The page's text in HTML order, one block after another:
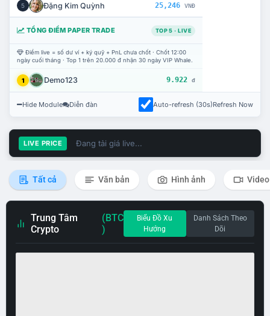
5 Đặng Kim Quỳnh 25,246 VNĐ
TỔNG ĐIỂM PAPER TRADE TOP 5 · LIVE
Điểm live = số dư ví + ký quỹ + PnL chưa chốt · Chốt 12:00
ngày cuối tháng · Top 1 trên 20.000 đ nhận 30 ngày VIP Whale.
1 Demo123 9.922 đ
Hide Module Diễn đàn Auto-refresh (30s)Refresh Now
LIVE PRICE Đang tải giá live...
Tất cả Văn bản Hình ảnh Video
Trung Tâm
Crypto
(BTC
)
Biểu Đồ Xu
Hướng
Danh Sách Theo
Dõi